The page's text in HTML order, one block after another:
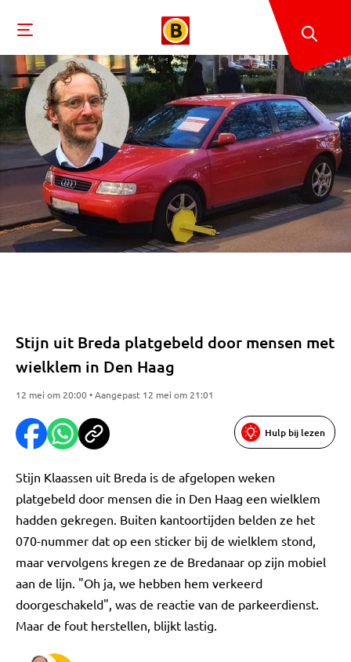
Stijn uit Breda platgebeld door mensen met
wielklem in Den Haag
12 mei om 20:00 • Aangepast 12 mei om 21:01
Hulp bij lezen
Stijn Klaassen uit Breda is de afgelopen weken
platgebeld door mensen die in Den Haag een wielklem
hadden gekregen. Buiten kantoortijden belden ze het
070-nummer dat op een sticker bij de wielklem stond,
maar vervolgens kregen ze de Bredanaar op zijn mobiel
aan de lijn. "Oh ja, we hebben hem verkeerd
doorgeschakeld", was de reactie van de parkeerdienst.
Maar de fout herstellen, blijkt lastig.